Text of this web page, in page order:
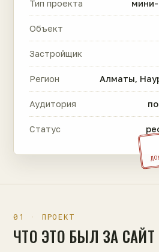
Тип проекта мини-
Объект
Застройщик
Регион Алматы,
Аудитория
Статус
01 · ПРОЕКТ
ЧТО ЭТО БЫЛ ЗА САЙТ